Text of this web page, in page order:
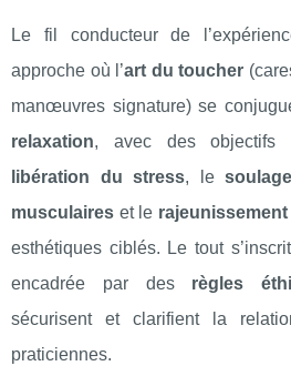
Le fil conducteur de
approche où l’art du toucher
manœuvres signature) se
relaxation, avec des objectifs
libération du stress, le
musculaires et le
esthétiques ciblés. Le tout
encadrée par des règles
sécurisent et clarifient la
praticiennes.